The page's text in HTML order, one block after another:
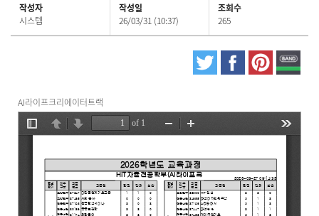
작성자
시스템
작성일
26/03/31 (10:37)
조회수
265
AI라이프크리에이터트랙